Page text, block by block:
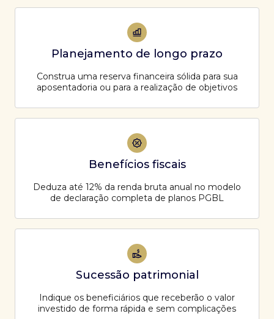
Planejamento de longo prazo
Construa uma reserva financeira sólida para sua
aposentadoria ou para a realização de objetivos
Benefícios fiscais
Deduza até 12% da renda bruta anual no modelo
de declaração completa de planos PGBL
Sucessão patrimonial
Indique os beneficiários que receberão o valor
investido de forma rápida e sem complicações